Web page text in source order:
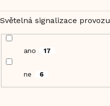
Světelná signalizace provozu
ano 17
ne 6